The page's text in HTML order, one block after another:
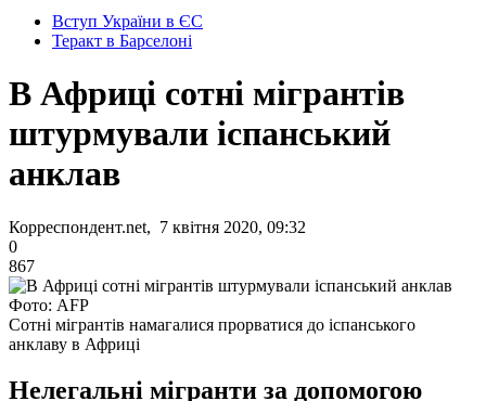
Вступ України в ЄС
Теракт в Барселоні
В Африці сотні мігрантів
штурмували іспанський
анклав
Корреспондент.net, 7 квітня 2020, 09:32
0
867
Фото: AFP
Сотні мігрантів намагалися прорватися до іспанського
анклаву в Африці
Нелегальні мігранти за допомогою